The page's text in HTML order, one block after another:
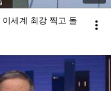
세계 최강 찍고 돌